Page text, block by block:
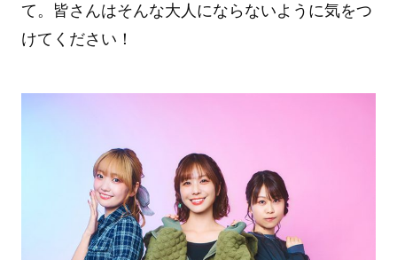
て。皆さんはそんな大人にならないように気をつ
けてください！